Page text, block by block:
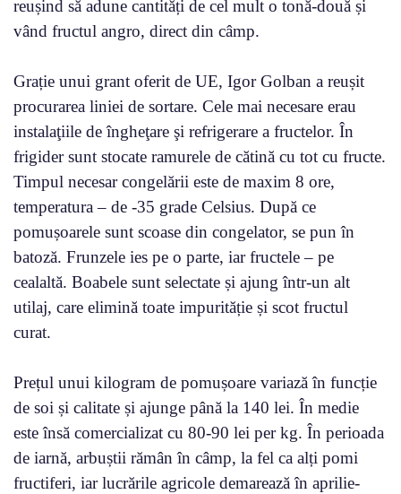
reușind să adune cantități de cel mult o tonă-două și
vând fructul angro, direct din câmp.
Grație unui grant oferit de UE, Igor Golban a reușit
procurarea liniei de sortare. Cele mai necesare erau
instalaţiile de îngheţare şi refrigerare a fructelor. În
frigider sunt stocate ramurele de cătină cu tot cu fructe.
Timpul necesar congelării este de maxim 8 ore,
temperatura – de -35 grade Celsius. După ce
pomușoarele sunt scoase din congelator, se pun în
batoză. Frunzele ies pe o parte, iar fructele – pe
cealaltă. Boabele sunt selectate și ajung într-un alt
utilaj, care elimină toate impurităție și scot fructul
curat.
Prețul unui kilogram de pomușoare variază în funcție
de soi și calitate și ajunge până la 140 lei. În medie
este însă comercializat cu 80-90 lei per kg. În perioada
de iarnă, arbuștii rămân în câmp, la fel ca alți pomi
fructiferi, iar lucrările agricole demarează în aprilie-